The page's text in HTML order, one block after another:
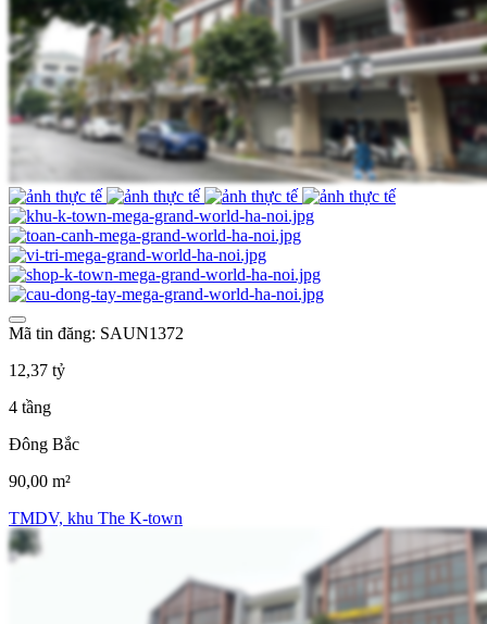
Mã tin đăng: SAUN1372
12,37 tỷ
4 tầng
Đông Bắc
90,00 m²
TMDV, khu The K-town